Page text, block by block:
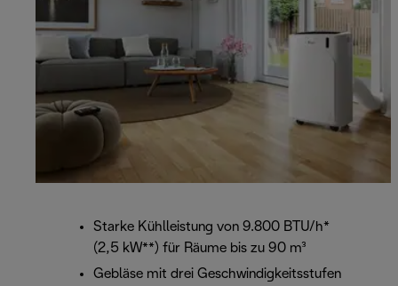
Starke Kühlleistung von 9.800 BTU/h*
(2,5 kW**) für Räume bis zu 90 m³
Gebläse mit drei Geschwindigkeitsstufen